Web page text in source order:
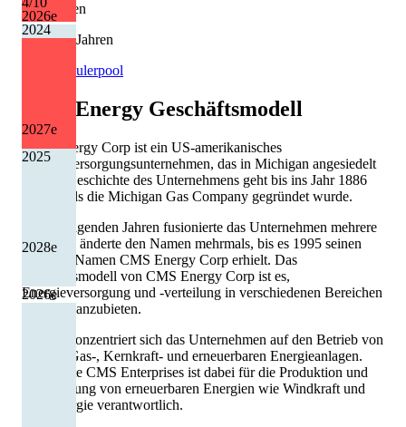
2026e
2027e
2028e
2024
2025
2026e
Kürzungen
2 von 13 Jahren
Quelle: Eulerpool
CMS Energy Geschäftsmodell
CMS Energy Corp ist ein US-amerikanisches
Energieversorgungsunternehmen, das in Michigan angesiedelt
ist. Die Geschichte des Unternehmens geht bis ins Jahr 1886
zurück, als die Michigan Gas Company gegründet wurde.
In den folgenden Jahren fusionierte das Unternehmen mehrere
Male und änderte den Namen mehrmals, bis es 1995 seinen
heutigen Namen CMS Energy Corp erhielt. Das
Geschäftsmodell von CMS Energy Corp ist es,
Energieversorgung und -verteilung in verschiedenen Bereichen
der USA anzubieten.
Hierbei konzentriert sich das Unternehmen auf den Betrieb von
Kohle-, Gas-, Kernkraft- und erneuerbaren Energieanlagen.
Die Sparte CMS Enterprises ist dabei für die Produktion und
Vermarktung von erneuerbaren Energien wie Windkraft und
Solarenergie verantwortlich.